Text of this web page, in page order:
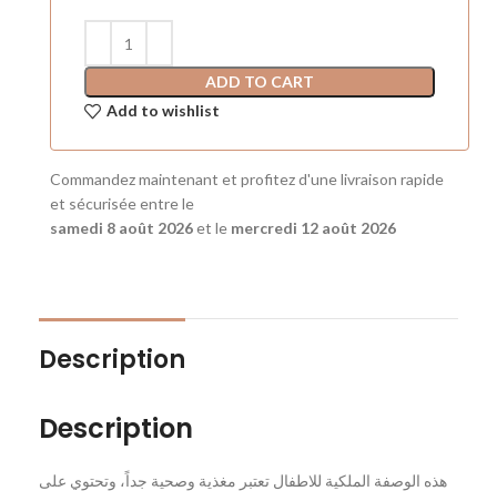
ADD TO CART
Add to wishlist
Commandez maintenant et profitez d'une livraison rapide
et sécurisée entre le
samedi 8 août 2026et le mercredi 12 août 2026
Description
Description
هذه الوصفة الملكية للاطفال تعتبر مغذية وصحية جداً، وتحتوي على